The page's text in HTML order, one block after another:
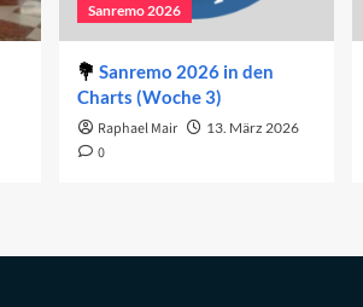
Sanremo 2026
Sanremo 2026 in den
Charts (Woche 3)
Raphael Mair 13. März 2026
0